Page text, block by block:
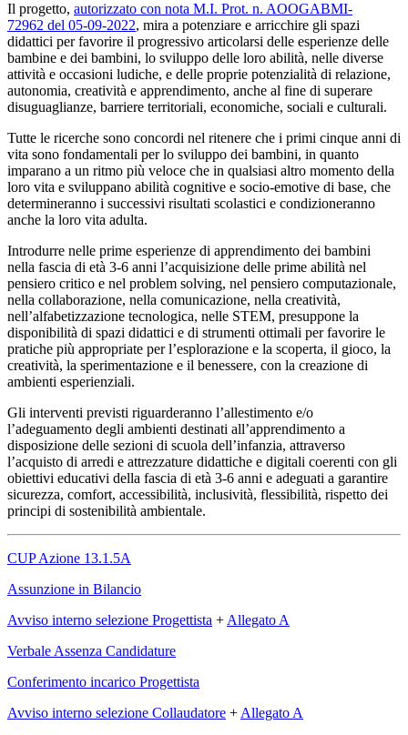
Il progetto, autorizzato con nota M.I. Prot. n. AOOGABMI-
72962 del 05-09-2022, mira a potenziare e arricchire gli spazi
didattici per favorire il progressivo articolarsi delle esperienze delle
bambine e dei bambini, lo sviluppo delle loro abilità, nelle diverse
attività e occasioni ludiche, e delle proprie potenzialità di relazione,
autonomia, creatività e apprendimento, anche al fine di superare
disuguaglianze, barriere territoriali, economiche, sociali e culturali.
Tutte le ricerche sono concordi nel ritenere che i primi cinque anni di
vita sono fondamentali per lo sviluppo dei bambini, in quanto
imparano a un ritmo più veloce che in qualsiasi altro momento della
loro vita e sviluppano abilità cognitive e socio-emotive di base, che
determineranno i successivi risultati scolastici e condizioneranno
anche la loro vita adulta.
Introdurre nelle prime esperienze di apprendimento dei bambini
nella fascia di età 3-6 anni l’acquisizione delle prime abilità nel
pensiero critico e nel problem solving, nel pensiero computazionale,
nella collaborazione, nella comunicazione, nella creatività,
nell’alfabetizzazione tecnologica, nelle STEM, presuppone la
disponibilità di spazi didattici e di strumenti ottimali per favorire le
pratiche più appropriate per l’esplorazione e la scoperta, il gioco, la
creatività, la sperimentazione e il benessere, con la creazione di
ambienti esperienziali.
Gli interventi previsti riguarderanno l’allestimento e/o
l’adeguamento degli ambienti destinati all’apprendimento a
disposizione delle sezioni di scuola dell’infanzia, attraverso
l’acquisto di arredi e attrezzature didattiche e digitali coerenti con gli
obiettivi educativi della fascia di età 3-6 anni e adeguati a garantire
sicurezza, comfort, accessibilità, inclusività, flessibilità, rispetto dei
principi di sostenibilità ambientale.
CUP Azione 13.1.5A
Assunzione in Bilancio
Avviso interno selezione Progettista + Allegato A
Verbale Assenza Candidature
Conferimento incarico Progettista
Avviso interno selezione Collaudatore + Allegato A